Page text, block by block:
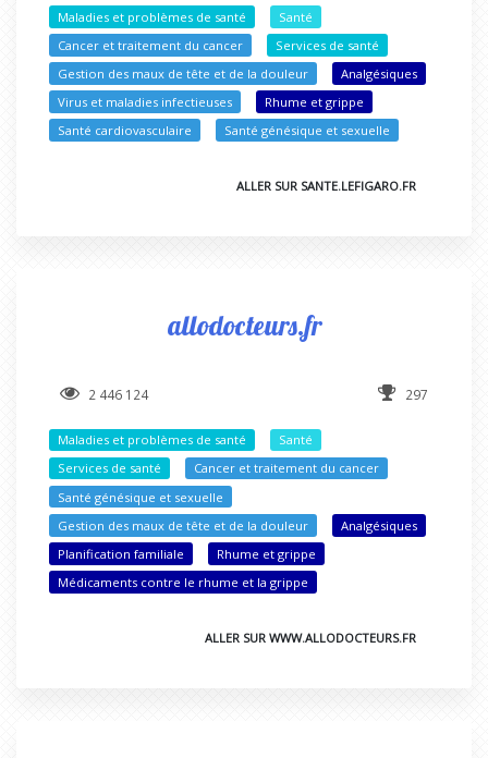
Maladies et problèmes de santé
Santé
Cancer et traitement du cancer
Services de santé
Gestion des maux de tête et de la douleur
Analgésiques
Virus et maladies infectieuses
Rhume et grippe
Santé cardiovasculaire
Santé génésique et sexuelle
ALLER SUR SANTE.LEFIGARO.FR
allodocteurs.fr
2 446 124 297
Maladies et problèmes de santé
Santé
Services de santé
Cancer et traitement du cancer
Santé génésique et sexuelle
Gestion des maux de tête et de la douleur
Analgésiques
Planification familiale
Rhume et grippe
Médicaments contre le rhume et la grippe
ALLER SUR WWW.ALLODOCTEURS.FR